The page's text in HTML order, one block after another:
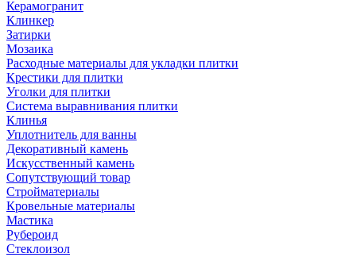
Керамогранит
Клинкер
Затирки
Мозаика
Расходные материалы для укладки плитки
Крестики для плитки
Уголки для плитки
Система выравнивания плитки
Клинья
Уплотнитель для ванны
Декоративный камень
Искусственный камень
Сопутствующий товар
Стройматериалы
Кровельные материалы
Мастика
Рубероид
Стеклоизол